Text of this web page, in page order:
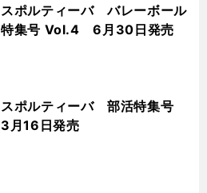
スポルティーバ バレーボール
特集号 Vol.4 6月30日発売
スポルティーバ 部活特集号
3月16日発売